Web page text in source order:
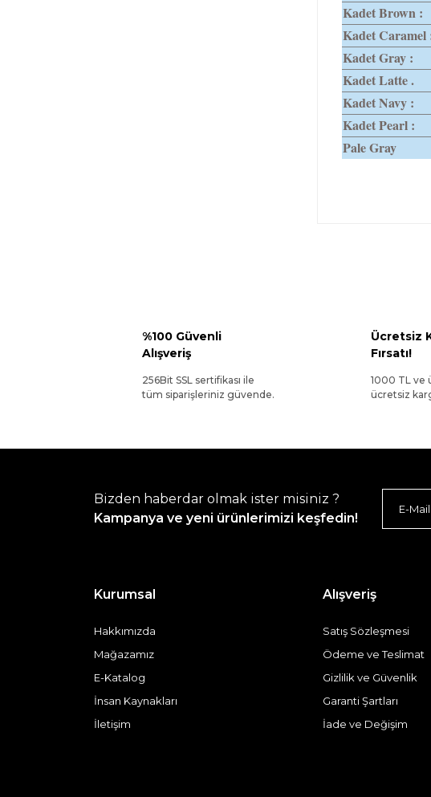
Kadet Brown :
Kadet Caramel
Kadet Gray :
Kadet Latte .
Kadet Navy :
Kadet Pearl :
Pale Gray
%100 Güvenli
Alışveriş
256Bit SSL sertifikası ile
tüm siparişleriniz güvende.
Ücretsiz
Fırsatı!
1000 TL ve
ücretsiz
Bizden haberdar olmak ister misiniz ?
Kampanya ve yeni ürünlerimizi keşfedin!
Kurumsal
Hakkımızda
Mağazamız
E-Katalog
İnsan Kaynakları
İletişim
Alışveriş
Satış Sözleşmesi
Ödeme ve Teslimat
Gizlilik ve Güvenlik
Garanti Şartları
İade ve Değişim